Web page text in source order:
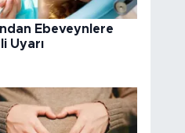
Ebeveynlere
Uyarı